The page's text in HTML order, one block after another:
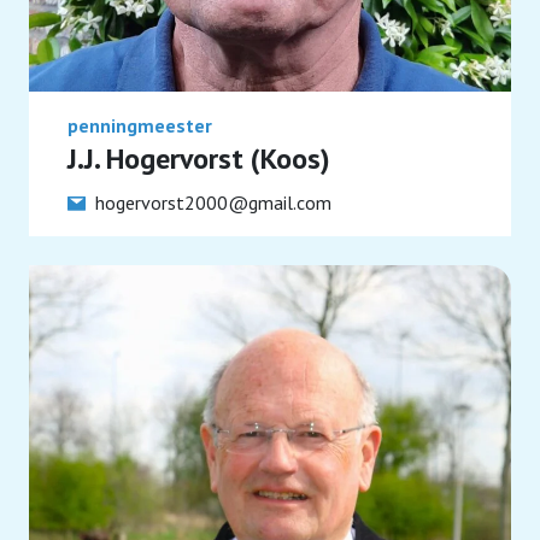
penningmeester
J.J. Hogervorst (Koos)
hogervorst2000@gmail.com